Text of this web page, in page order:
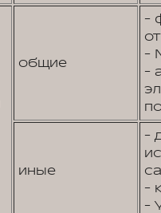
общие
-
-
-
иные
-
-
-